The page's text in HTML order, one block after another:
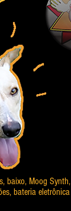
baixo, Moog
bateria